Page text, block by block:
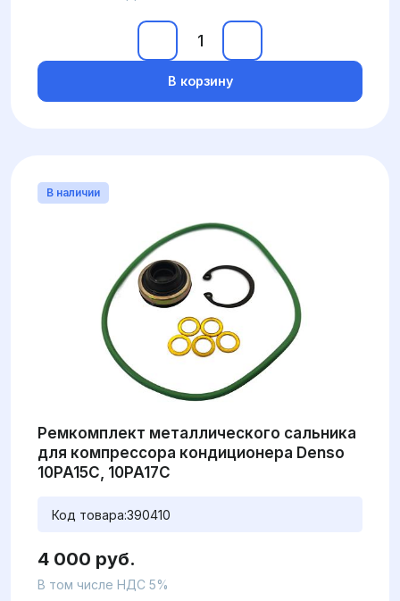
В корзину
В наличии
Ремкомплект металлического сальника
для компрессора кондиционера Denso
10PA15C, 10PA17C
Код товара:390410
4 000 руб.
В том числе НДС 5%